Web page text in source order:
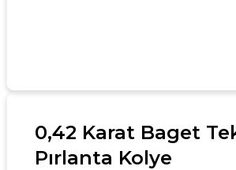
0,42 Karat Baget
Pırlanta Kolye